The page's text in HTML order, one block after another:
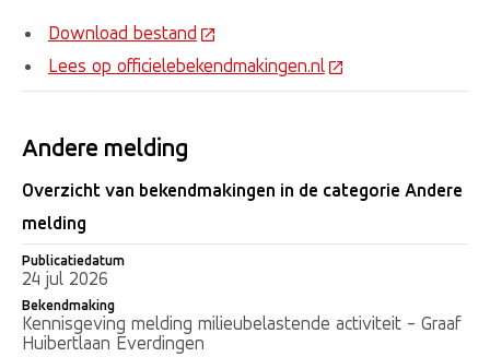
Download bestand
Lees op officielebekendmakingen.nl
Andere melding
Overzicht van bekendmakingen in de categorie Andere
melding
Publicatiedatum
Publicatiedatum
24 jul 2026
Bekendmaking
Kennisgeving melding milieubelastende activiteit - Graaf
Huibertlaan Everdingen